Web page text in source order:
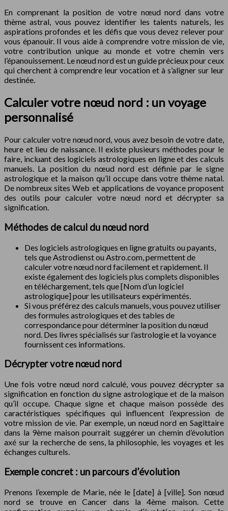
En comprenant la position de votre nœud nord dans votre
thème astral, vous pouvez identifier les talents naturels, les
aspirations profondes et les défis que vous devez relever pour
vous épanouir. Il vous aide à comprendre votre mission de vie,
votre contribution unique au monde et votre chemin vers
l’épanouissement. Le nœud nord est un guide précieux pour ceux
qui cherchent à comprendre leur vocation et à s’aligner sur leur
destinée.
Calculer votre nœud nord : un voyage
personnalisé
Pour calculer votre nœud nord, vous avez besoin de votre date,
heure et lieu de naissance. Il existe plusieurs méthodes pour le
faire, incluant des logiciels astrologiques en ligne et des calculs
manuels. La position du nœud nord est définie par le signe
astrologique et la maison qu’il occupe dans votre thème natal.
De nombreux sites Web et applications de voyance proposent
des outils pour calculer votre nœud nord et décrypter sa
signification.
Méthodes de calcul du nœud nord
Des logiciels astrologiques en ligne gratuits ou payants,
tels que Astrodienst ou Astro.com, permettent de
calculer votre nœud nord facilement et rapidement. Il
existe également des logiciels plus complets disponibles
en téléchargement, tels que [Nom d’un logiciel
astrologique] pour les utilisateurs expérimentés.
Si vous préférez des calculs manuels, vous pouvez utiliser
des formules astrologiques et des tables de
correspondance pour déterminer la position du nœud
nord. Des livres spécialisés sur l’astrologie et la voyance
fournissent ces informations.
Décrypter votre nœud nord
Une fois votre nœud nord calculé, vous pouvez décrypter sa
signification en fonction du signe astrologique et de la maison
qu’il occupe. Chaque signe et chaque maison possède des
caractéristiques spécifiques qui influencent l’expression de
votre mission de vie. Par exemple, un nœud nord en Sagittaire
dans la 9ème maison pourrait suggérer un chemin d’évolution
axé sur la recherche de sens, la philosophie, les voyages et les
échanges culturels.
Exemple concret : un parcours d’évolution
Prenons l’exemple de Marie, née le [date] à [ville]. Son nœud
nord se trouve en Cancer dans la 4ème maison. Cette